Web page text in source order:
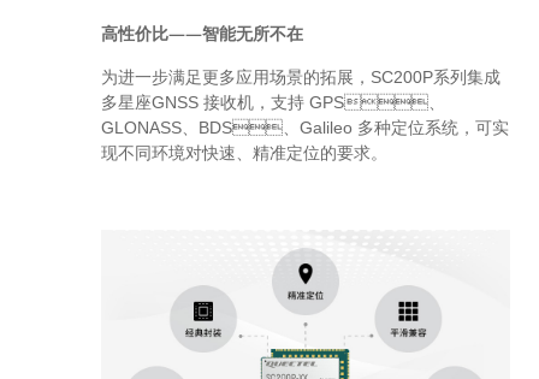
高性价比——智能无所不在
为进一步满足更多应用场景的拓展，SC200P系列集成
多星座GNSS 接收机，支持 GPS、
GLONASS、BDS、Galileo 多种定位系统，可实
现不同环境对快速、精准定位的要求。